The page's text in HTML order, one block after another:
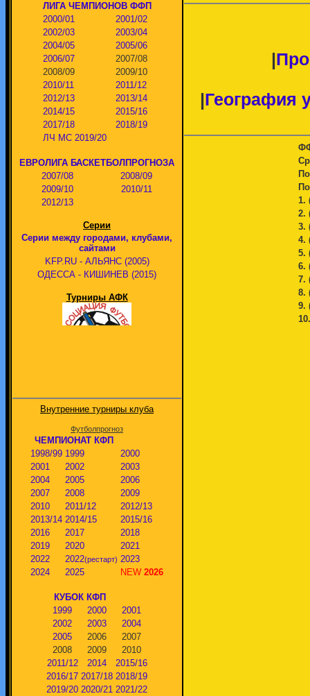
ЛИГА ЧЕМПИОНОВ ФФП
2000/01
2001/02
2002/03
2003/04
2004/05
2005/06
2006/07
2007/08
2008/09
2009/10
2010/11
2011/12
2012/13
2013/14
2014/15
2015/16
2017/18
2018/19
ЛЧ МС 2019/20
ЕВРОЛИГА БАСКЕТБОЛПРОГНОЗА
2007/08
2008/09
2009/10
2010/11
2012/13
Серии
Серии между городами, клубами,
сайтами
KFP.RU - АЛЬЯНС (2005)
ОДЕССА - КИШИНЕВ (2015)
Турниры АФК
Внутренние турниры клуба
Футболпрогноз
ЧЕМПИОНАТ КФП
1998/99 1999
2000
2001
2002
2003
2004
2005
2006
2007
2008
2009
2010
2011/12
2012/13
2013/14 2014/15
2015/16
2016
2017
2018
2019
2020
2021
2022
2022(рестарт) 2023
2024
2025 NEW 2026
КУБОК КФП
1999
2000
2001
2002
2003
2004
2005
2006
2007
2008
2009
2010
2011/12
2014
2015/16
2016/17 2017/18 2018/19
2019/20 2020/21 2021/22
|
|География
1.
2.
3.
4.
5.
6.
7.
8.
9.